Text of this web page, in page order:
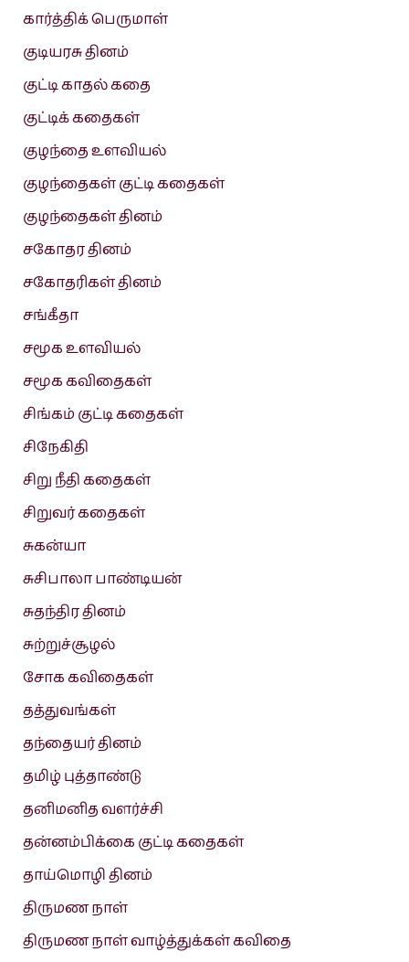
கார்த்திக் பெருமாள்
குடியரசு தினம்
குட்டி காதல் கதை
குட்டிக் கதைகள்
குழந்தை உளவியல்
குழந்தைகள் குட்டி கதைகள்
குழந்தைகள் தினம்
சகோதர தினம்
சகோதரிகள் தினம்
சங்கீதா
சமூக உளவியல்
சமூக கவிதைகள்
சிங்கம் குட்டி கதைகள்
சிநேகிதி
சிறு நீதி கதைகள்
சிறுவர் கதைகள்
சுகன்யா
சுசிபாலா பாண்டியன்
சுதந்திர தினம்
சுற்றுச்சூழல்
சோக கவிதைகள்
தத்துவங்கள்
தந்தையர் தினம்
தமிழ் புத்தாண்டு
தனிமனித வளர்ச்சி
தன்னம்பிக்கை குட்டி கதைகள்
தாய்மொழி தினம்
திருமண நாள்
திருமண நாள் வாழ்த்துக்கள் கவிதை